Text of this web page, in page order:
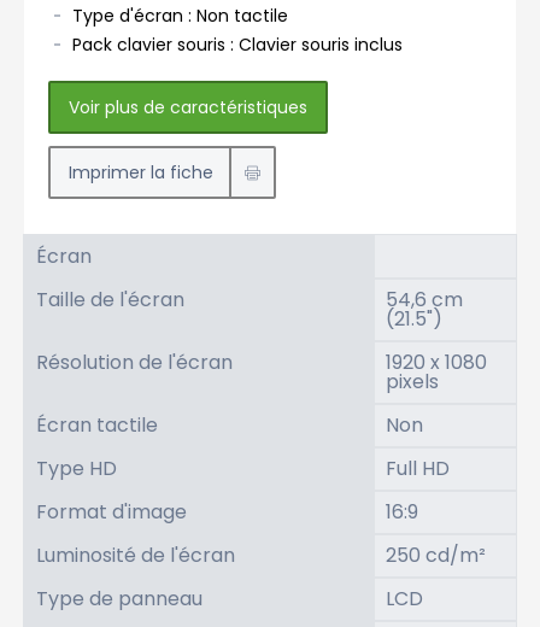
Type d'écran : Non tactile
Pack clavier souris : Clavier souris inclus
Voir plus de caractéristiques
Imprimer la fiche
Écran
Taille de l'écran
54,6 cm
(21.5")
Résolution de l'écran
1920 x 1080
pixels
Écran tactile
Non
Type HD
Full HD
Format d'image
16:9
Luminosité de l'écran
250 cd/m²
Type de panneau
LCD